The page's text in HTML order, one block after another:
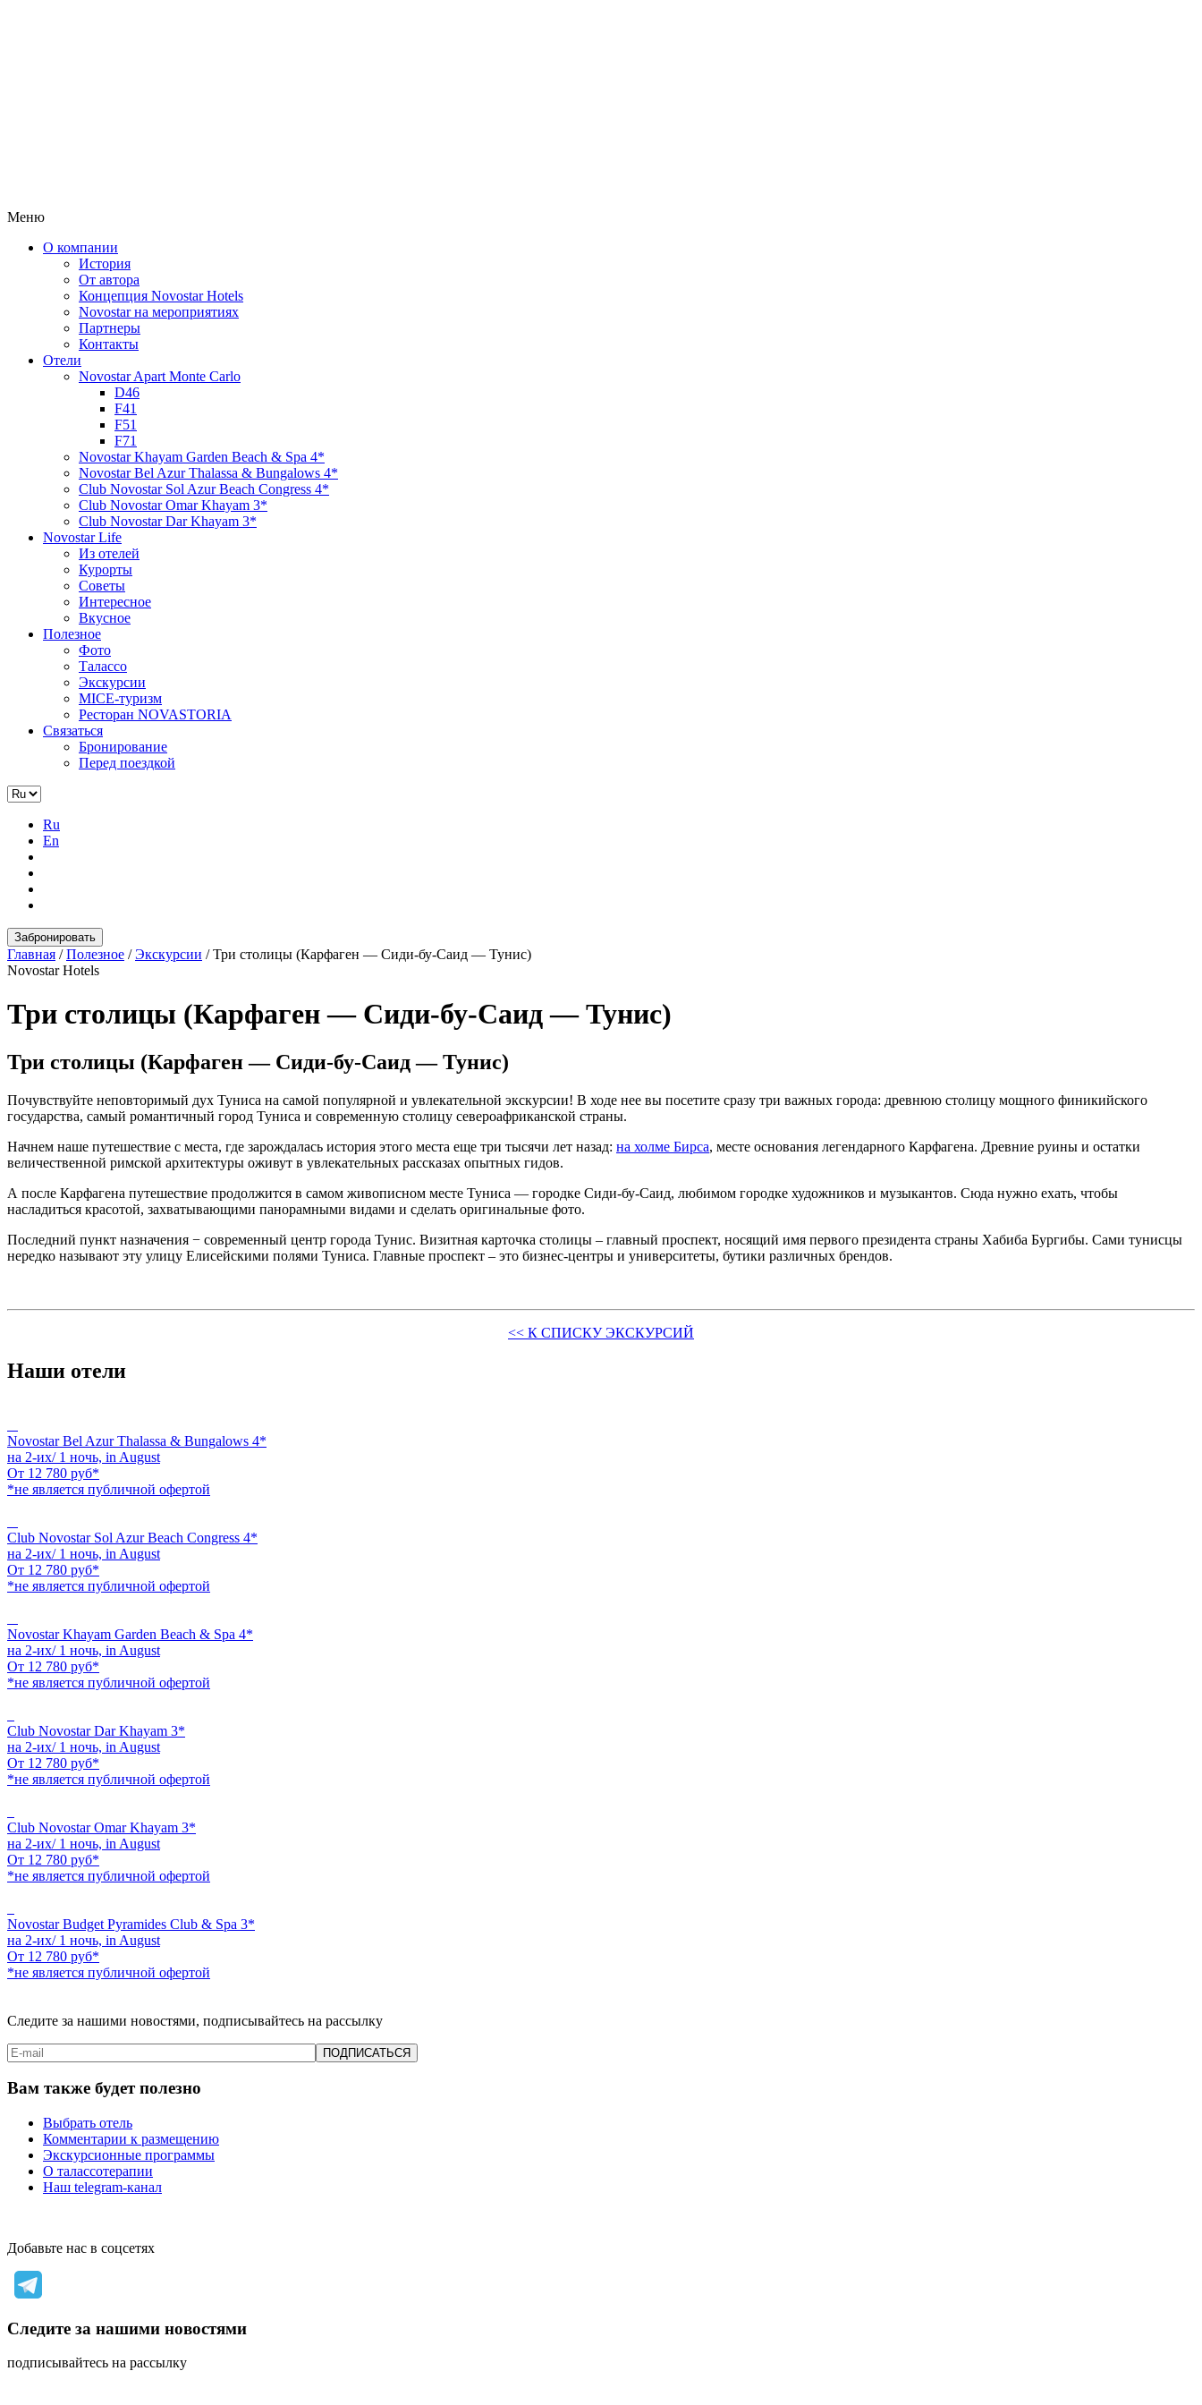
Меню
О компании
История
От автора
Концепция Novostar Hotels
Novostar на мероприятиях
Партнеры
Контакты
Отели
Novostar Apart Monte Carlo
D46
F41
F51
F71
Novostar Khayam Garden Beach & Spa 4*
Novostar Bel Azur Thalassa & Bungalows 4*
Club Novostar Sol Azur Beach Congress 4*
Club Novostar Omar Khayam 3*
Club Novostar Dar Khayam 3*
Novostar Life
Из отелей
Курорты
Советы
Интересное
Вкусное
Полезное
Фото
Талассо
Экскурсии
MICE-туризм
Ресторан NOVASTORIA
Связаться
Бронирование
Перед поездкой
Ru
En
Забронировать
Главная /Полезное /Экскурсии /Три столицы (Карфаген — Сиди-бу-Саид — Тунис)
Novostar Hotels
Три столицы (Карфаген — Сиди-бу-Саид — Тунис)
Три столицы (Карфаген — Сиди-бу-Саид — Тунис)
Почувствуйте неповторимый дух Туниса на самой популярной и увлекательной экскурсии! В ходе нее вы посетите сразу три важных города: древнюю столицу мощного финикийского
государства, самый романтичный город Туниса и современную столицу североафриканской страны.
Начнем наше путешествие с места, где зарождалась история этого места еще три тысячи лет назад: на холме Бирса, месте основания легендарного Карфагена. Древние руины и остатки
величественной римской архитектуры оживут в увлекательных рассказах опытных гидов.
А после Карфагена путешествие продолжится в самом живописном месте Туниса — городке Сиди-бу-Саид, любимом городке художников и музыкантов. Сюда нужно ехать, чтобы
насладиться красотой, захватывающими панорамными видами и сделать оригинальные фото.
Последний пункт назначения − современный центр города Тунис. Визитная карточка столицы – главный проспект, носящий имя первого президента страны Хабиба Бургибы. Сами тунисцы
нередко называют эту улицу Елисейскими полями Туниса. Главные проспект – это бизнес-центры и университеты, бутики различных брендов.
<< К СПИСКУ ЭКСКУРСИЙ
Наши отели
Novostar Bel Azur Thalassa & Bungalows 4*
на 2-их/ 1 ночь, in August
От 12 780 руб*
*не является публичной офертой
Club Novostar Sol Azur Beach Congress 4*
на 2-их/ 1 ночь, in August
От 12 780 руб*
*не является публичной офертой
Novostar Khayam Garden Beach & Spa 4*
на 2-их/ 1 ночь, in August
От 12 780 руб*
*не является публичной офертой
Club Novostar Dar Khayam 3*
на 2-их/ 1 ночь, in August
От 12 780 руб*
*не является публичной офертой
Club Novostar Omar Khayam 3*
на 2-их/ 1 ночь, in August
От 12 780 руб*
*не является публичной офертой
Novostar Budget Pyramides Club & Spa 3*
на 2-их/ 1 ночь, in August
От 12 780 руб*
*не является публичной офертой
Следите за нашими новостями, подписывайтесь на рассылку
Вам также будет полезно
Выбрать отель
Комментарии к размещению
Экскурсионные программы
О талассотерапии
Наш telegram-канал
Добавьте нас в соцсетях
Следите за нашими новостями
подписывайтесь на рассылку